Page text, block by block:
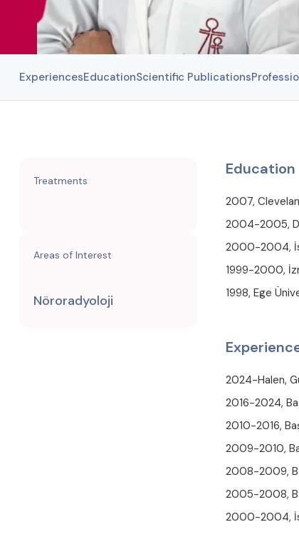
ExperiencesEducationScientific Publications
Treatments
Areas of Interest
Nöroradyoloji
Education
2007,
2004-2005,
2000-2004,
1999-2000,
1998, Ege
2024-Halen,
2016-2024,
2010-2016,
2009-2010,
2008-2009,
2005-2008,
2000-2004,